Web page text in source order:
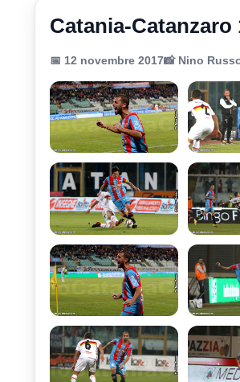
Catania-Catanzaro
📅 12 novembre 2017📸 Nino